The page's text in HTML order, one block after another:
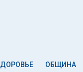
ОБЩИНА